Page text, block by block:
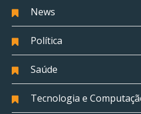
News
Política
Saúde
Tecnologia e